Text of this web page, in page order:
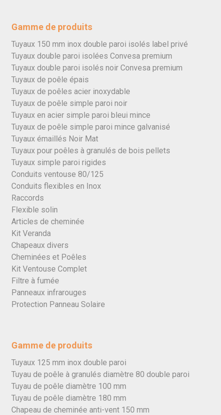
Gamme de produits
Tuyaux 150 mm inox double paroi isolés label privé
Tuyaux double paroi isolées Convesa premium
Tuyaux double paroi isolés noir Convesa premium
Tuyaux de poêle épais
Tuyaux de poêles acier inoxydable
Tuyaux de poêle simple paroi noir
Tuyaux en acier simple paroi bleui mince
Tuyaux de poêle simple paroi mince galvanisé
Tuyaux émaillés Noir Mat
Tuyaux pour poêles à granulés de bois pellets
Tuyaux simple paroi rigides
Conduits ventouse 80/125
Conduits flexibles en Inox
Raccords
Flexible solin
Articles de cheminée
Kit Veranda
Chapeaux divers
Cheminées et Poêles
Kit Ventouse Complet
Filtre à fumée
Panneaux infrarouges
Protection Panneau Solaire
Gamme de produits
Tuyaux 125 mm inox double paroi
Tuyau de poêle à granulés diamètre 80 double paroi
Tuyau de poêle diamètre 100 mm
Tuyau de poêle diamètre 180 mm
Chapeau de cheminée anti-vent 150 mm